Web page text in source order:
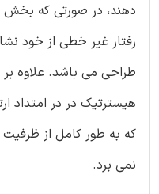
دهند، در صورتی که بخش
رفتار غیر خطی از خود
طراحی می باشد. علاوه بر
هیسترتیک در در امتداد
که به طور کامل از ظرفیت
نمی برد.